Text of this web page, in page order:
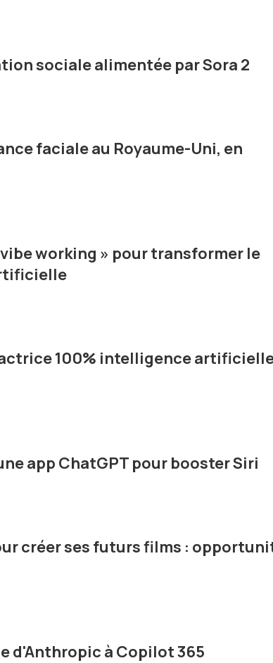
sociale alimentée par Sora 2
faciale au Royaume-Uni, en
working » pour transformer le
100% intelligence
app ChatGPT pour booster Siri
créer ses futurs films :
d'Anthropic à Copilot 365